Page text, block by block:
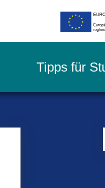
Tipps für